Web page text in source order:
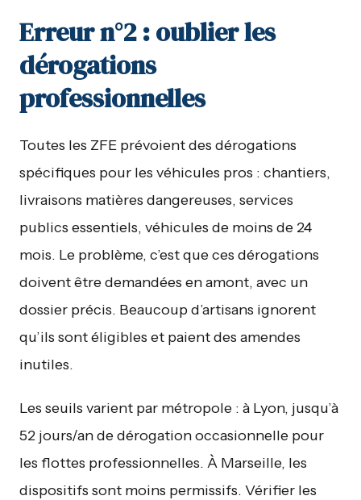
Erreur n°2 : oublier les
dérogations
professionnelles
Toutes les ZFE prévoient des dérogations
spécifiques pour les véhicules pros : chantiers,
livraisons matières dangereuses, services
publics essentiels, véhicules de moins de 24
mois. Le problème, c’est que ces dérogations
doivent être demandées en amont, avec un
dossier précis. Beaucoup d’artisans ignorent
qu’ils sont éligibles et paient des amendes
inutiles.
Les seuils varient par métropole : à Lyon, jusqu’à
52 jours/an de dérogation occasionnelle pour
les flottes professionnelles. À Marseille, les
dispositifs sont moins permissifs. Vérifier les